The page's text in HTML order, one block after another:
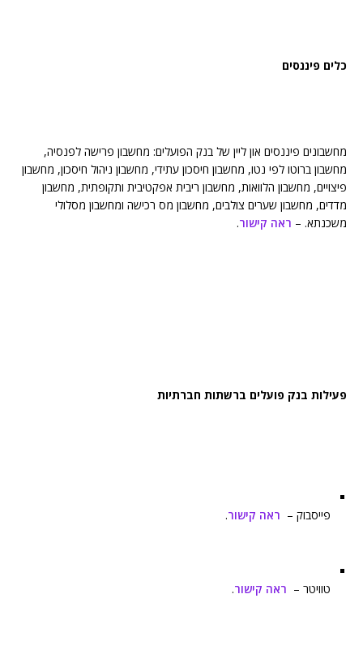
כלים פיננסים
מחשבונים פיננסים און ליין של בנק הפועלים: מחשבון פרישה לפנסיה,
מחשבון ברוטו לפי נטו, מחשבון חיסכון עתידי, מחשבון ניהול חיסכון, מחשבון
פיצויים, מחשבון הלוואות, מחשבון ריבית אפקטיבית ותקופתית, מחשבון
מדדים, מחשבון שערים צולבים, מחשבון מס רכישה ומחשבון מסלולי
משכנתא. – ראה קישור.
פעילות בנק פועלים ברשתות חברתיות
פייסבוק – ראה קישור.
טוויטר – ראה קישור.